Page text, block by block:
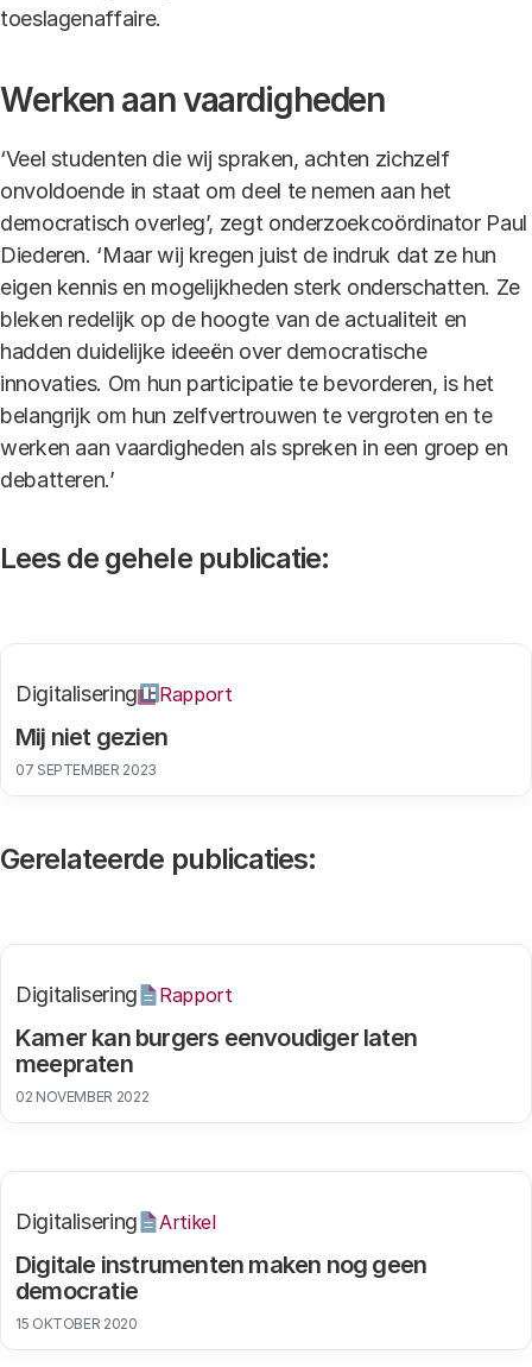
toeslagenaffaire.
Werken aan vaardigheden
‘Veel studenten die wij spraken, achten zichzelf
onvoldoende in staat om deel te nemen aan het
democratisch overleg’, zegt onderzoekcoördinator Paul
Diederen. ‘Maar wij kregen juist de indruk dat ze hun
eigen kennis en mogelijkheden sterk onderschatten. Ze
bleken redelijk op de hoogte van de actualiteit en
hadden duidelijke ideeën over democratische
innovaties. Om hun participatie te bevorderen, is het
belangrijk om hun zelfvertrouwen te vergroten en te
werken aan vaardigheden als spreken in een groep en
debatteren.’
Lees de gehele publicatie:
Mij niet gezien
Digitalisering Rapport
07 SEPTEMBER 2023
Gerelateerde publicaties:
Kamer kan burgers eenvoudiger laten
meepraten
Digitalisering Rapport
02 NOVEMBER 2022
Digitale instrumenten maken nog geen
democratie
Digitalisering Artikel
15 OKTOBER 2020